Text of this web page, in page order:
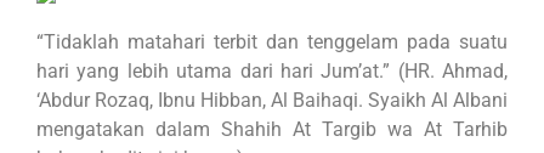
“Tidaklah matahari terbit dan tenggelam pada suatu
hari yang lebih utama dari hari Jum’at.” (HR. Ahmad,
‘Abdur Rozaq, Ibnu Hibban, Al Baihaqi. Syaikh Al Albani
mengatakan dalam Shahih At Targib wa At Tarhib